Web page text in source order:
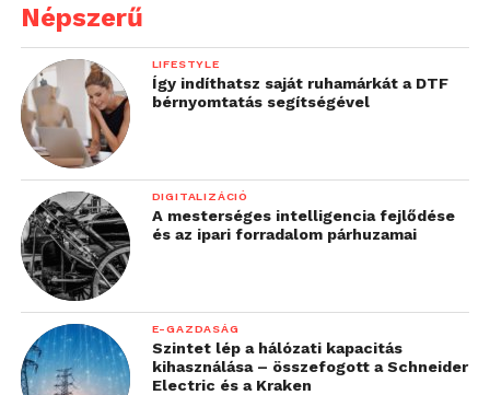
Népszerű
LIFESTYLE
Így indíthatsz saját ruhamárkát a DTF
bérnyomtatás segítségével
DIGITALIZÁCIÓ
A mesterséges intelligencia fejlődése
és az ipari forradalom párhuzamai
E-GAZDASÁG
Szintet lép a hálózati kapacitás
kihasználása – összefogott a Schneider
Electric és a Kraken